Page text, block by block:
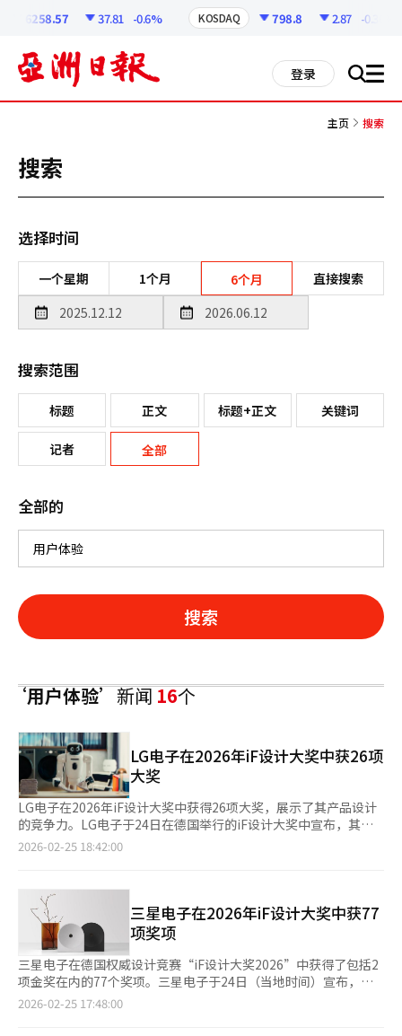
6258.57 37.81 -0.6% KOSDAQ 798.8 2.87 -0.36%
登录 搜 all
主页 搜索
搜索
选择时间
一个星期 1个月 6个月 直接搜索
搜索范围
标题 正文 标题+正文 关键词
记者 全部
全部的
搜索
‘用户体验’新闻16个
LG电子在2026年iF设计大奖中获26项
大奖
LG电子在2026年iF设计大奖中获得26项大奖，展示了其产品设计
的竞争力。LG电子于24日在德国举行的iF设计大奖中宣布，其在
产品、用户体验（UX）、建筑等多个领域获奖。iF设计大奖是一个
次获奖的产品包括能对人类表情、声音和动作作出反应的家用机器
人‘LG克洛伊’和厚度仅9毫米的无线壁纸电视‘LG OLED Evo
W6’。这些产品因其与家庭环境自然融合的设计和技术创新而受
到高度评价。此外，采用航空航天新材料‘Aeromium’的‘LG
Gram Pro’、配备曲面OLED显示屏的‘LG UltraGear OLED
Evo显示器’、LG Xboom系列产品、‘Whisen Objet
Collection Cool’空调、浴室空气质量管理解决方案‘LG
PuriCare Bath Air System’以及员工用AI代理UX等也获得了大
2026-02-25 18:42:00
三星电子在2026年iF设计大奖中获77
项奖项
三星电子在德国权威设计竞赛“iF设计大奖2026”中获得了包括2
项金奖在内的77个奖项。三星电子于24日（当地时间）宣布，获
得金奖的产品包括“音乐工作室5”无线音箱和“可持续家电消耗
2026-02-25 17:48:00